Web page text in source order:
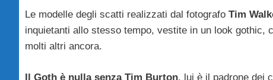
Le modelle degli scatti realizzati dal fotografo Tim
inquietanti allo stesso tempo, vestite in un look gothic,
molti altri ancora.
Il Goth è nulla senza Tim Burton, lui è il padrone dei